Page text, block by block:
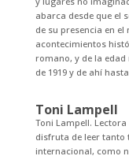
abarca desde que el
de su presencia en
acontecimientos
romano, y de la
de 1919 y de ahí
Toni Lampell
Toni Lampell.
disfruta de leer tanto
internacional, como